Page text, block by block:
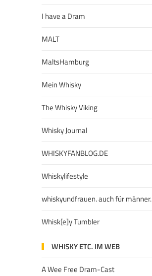
I have a Dram
MALT
MaltsHamburg
Mein Whisky
The Whisky Viking
Whisky Journal
WHISKYFANBLOG.DE
Whiskylifestyle
whiskyundfrauen. auch für männer.
Whisk[e]y Tumbler
WHISKY ETC. IM WEB
A Wee Free Dram-Cast